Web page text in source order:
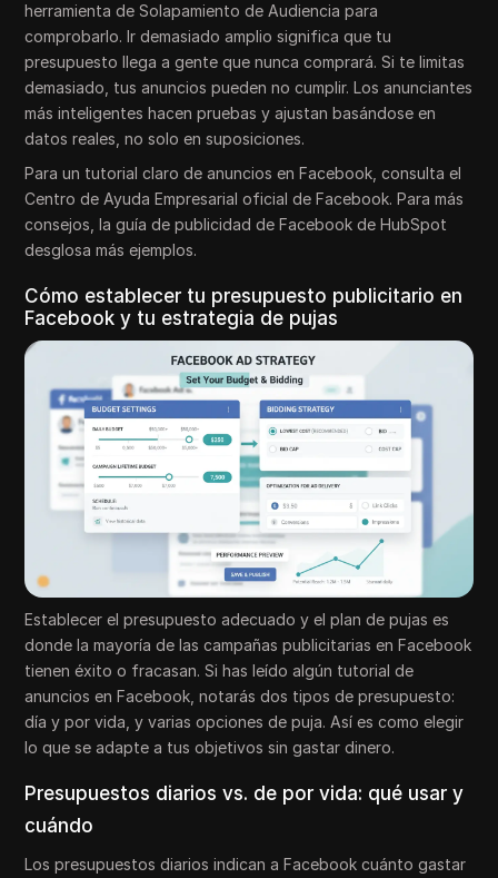
herramienta de Solapamiento de Audiencia para
comprobarlo. Ir demasiado amplio significa que tu
presupuesto llega a gente que nunca comprará. Si te limitas
demasiado, tus anuncios pueden no cumplir. Los anunciantes
más inteligentes hacen pruebas y ajustan basándose en
datos reales, no solo en suposiciones.
Para un tutorial claro de anuncios en Facebook, consulta el
Centro de Ayuda Empresarial oficial de Facebook. Para más
consejos, la guía de publicidad de Facebook de HubSpot
desglosa más ejemplos.
Cómo establecer tu presupuesto publicitario en
Facebook y tu estrategia de pujas
Establecer el presupuesto adecuado y el plan de pujas es
donde la mayoría de las campañas publicitarias en Facebook
tienen éxito o fracasan. Si has leído algún tutorial de
anuncios en Facebook, notarás dos tipos de presupuesto:
día y por vida, y varias opciones de puja. Así es como elegir
lo que se adapte a tus objetivos sin gastar dinero.
Presupuestos diarios vs. de por vida: qué usar y
cuándo
Los presupuestos diarios indican a Facebook cuánto gastar